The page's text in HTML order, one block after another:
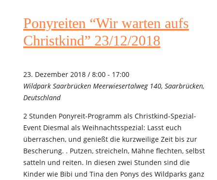
Ponyreiten “Wir warten aufs
Christkind” 23/12/2018
23. Dezember 2018 / 8:00 - 17:00
Wildpark Saarbrücken Meerwiesertalweg 140, Saarbrücken,
Deutschland
2 Stunden Ponyreit-Programm als Christkind-Spezial-
Event Diesmal als Weihnachtsspezial: Lasst euch
überraschen, und genießt die kurzweilige Zeit bis zur
Bescherung. . Putzen, streicheln, Mähne flechten, selbst
satteln und reiten. In diesen zwei Stunden sind die
Kinder wie Bibi und Tina den Ponys des Wildparks ganz